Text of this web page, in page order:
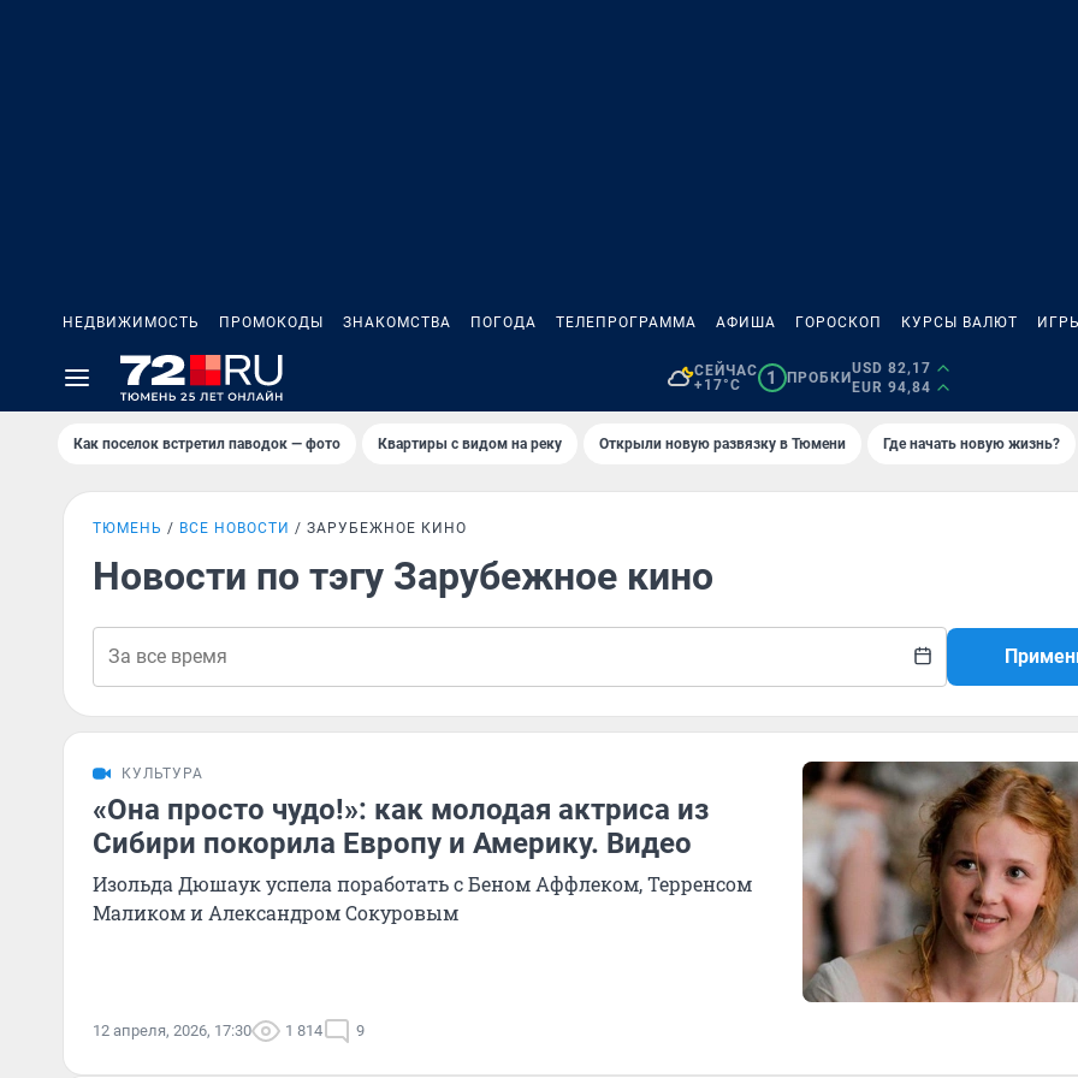
НЕДВИЖИМОСТЬ ПРОМОКОДЫ ЗНАКОМСТВА ПОГОДА ТЕЛЕПРОГРАММА АФИША ГОРОСКОП КУРСЫ ВАЛЮТ
СЕЙЧАС
+17°C
1 ПРОБКИ
USD 82,17
EUR 94,84
Как поселок встретил паводок — фото Квартиры с видом на реку Открыли новую развязку в Тюмени Где начать новую жизнь?
ТЮМЕНЬ ВСЕ НОВОСТИ ЗАРУБЕЖНОЕ КИНО
Новости по тэгу Зарубежное кино
КУЛЬТУРА
«Она просто чудо!»: как молодая актриса из
Сибири покорила Европу и Америку. Видео
Изольда Дюшаук успела поработать с Беном Аффлеком, Терренсом
Маликом и Александром Сокуровым
12 апреля, 2026, 17:30 1 814 9